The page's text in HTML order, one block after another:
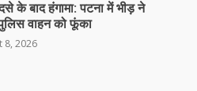
के बाद हंगामा: पटना में भीड़ ने
वाहन को फूंका
8, 2026